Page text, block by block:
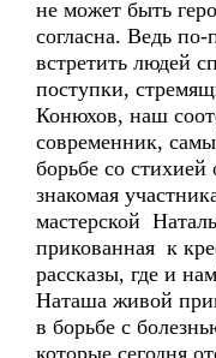
не может быть
согласна. Ведь
встретить людей
поступки,
Конюхов, наш
современник,
борьбе со
знакомая
мастерской
прикованная к
рассказы, где и
Наташа живой
в борьбе с
которые сегодня